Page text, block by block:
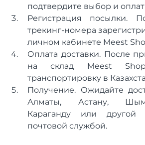
подтвердите выбор и
Регистрация посылки.
трекинг-номера
личном кабинете Meest
Оплата доставки. После
на склад Meest
транспортировку в
Получение. Ожидайте
Алматы, Астану,
Караганду или другой
почтовой службой.